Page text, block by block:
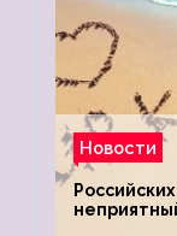
Новости